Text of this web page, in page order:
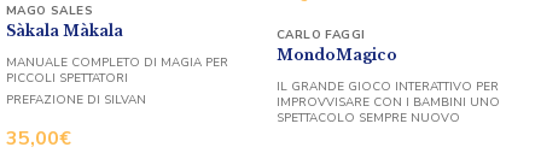
Sàkala Màkala
35,00€
MAGO SALES
MANUALE COMPLETO DI MAGIA PER
PICCOLI SPETTATORI
PREFAZIONE DI SILVAN
MondoMagico
CARLO FAGGI
IL GRANDE GIOCO INTERATTIVO PER
IMPROVVISARE CON I BAMBINI UNO
SPETTACOLO SEMPRE NUOVO